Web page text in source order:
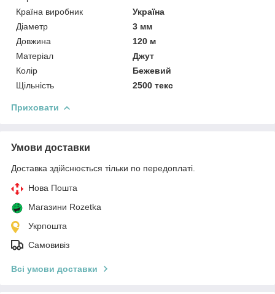
Країна виробник
Україна
Діаметр
3 мм
Довжина
120 м
Матеріал
Джут
Колір
Бежевий
Щільність
2500 текс
Приховати
Умови доставки
Доставка здійснюється тільки по передоплаті.
Нова Пошта
Магазини Rozetka
Укрпошта
Самовивіз
Всі умови доставки